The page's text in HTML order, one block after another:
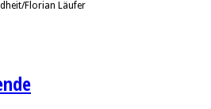
Florian Läufer